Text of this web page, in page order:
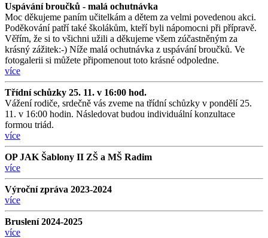
Uspávání broučků - malá ochutnávka
Moc děkujeme paním učitelkám a dětem za velmi povedenou akci.
Poděkování patří také školákům, kteří byli nápomocni při přípravě.
Věřím, že si to všichni užili a děkujeme všem zúčastněným za
krásný zážitek:-) Níže malá ochutnávka z uspávání broučků. Ve
fotogalerii si můžete připomenout toto krásné odpoledne.
více
Třídní schůzky 25. 11. v 16:00 hod.
Vážení rodiče, srdečně vás zveme na třídní schůzky v pondělí 25.
11. v 16:00 hodin. Následovat budou individuální konzultace
formou triád.
více
OP JAK Šablony II ZŠ a MŠ Radim
více
Výroční zpráva 2023-2024
více
Bruslení 2024-2025
více